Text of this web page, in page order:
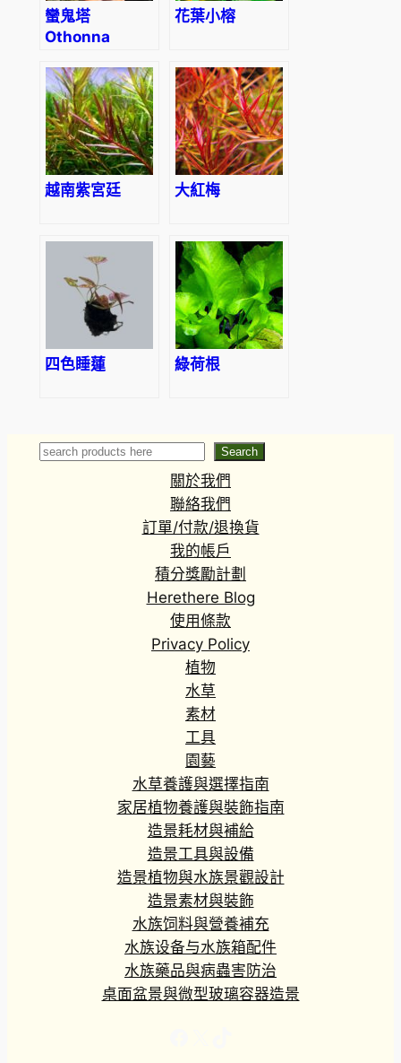
蠻鬼塔
Othonna
花葉小榕
越南紫宮廷 大紅梅
四色睡蓮 綠荷根
Search Search
關於我們
聯絡我們
訂單/付款/退換貨
我的帳戶
積分獎勵計劃
Herethere Blog
使用條款
Privacy Policy
植物
水草
素材
工具
園藝
水草養護與選擇指南
家居植物養護與裝飾指南
造景耗材與補給
造景工具與設備
造景植物與水族景觀設計
造景素材與裝飾
水族饲料與營養補充
水族设备与水族箱配件
水族藥品與病蟲害防治
桌面盆景與微型玻璃容器造景